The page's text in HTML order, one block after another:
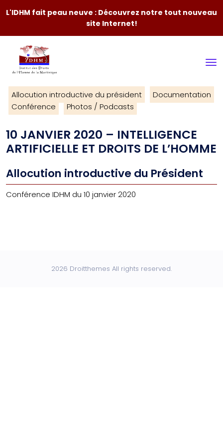
L'IDHM fait peau neuve : Découvrez notre tout nouveau
site Internet!
Allocution introductive du président
Documentation
Conférence
Photos / Podcasts
10 JANVIER 2020 – INTELLIGENCE
ARTIFICIELLE ET DROITS DE L’HOMME
Allocution introductive du Président
Conférence IDHM du 10 janvier 2020
2026 Droitthemes All rights reserved.